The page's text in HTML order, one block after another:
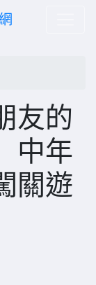
友的
中年
關遊